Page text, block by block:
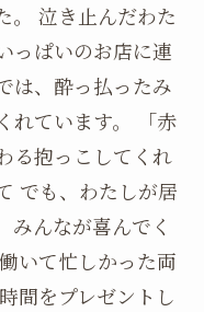
。 泣き止んだわた
っぱいのお店に連
は、酔っ払ったみ
れています。 「赤
る抱っこしてくれ
でも、わたしが居
みんなが喜んでく
いて忙しかった両
間をプレゼントし